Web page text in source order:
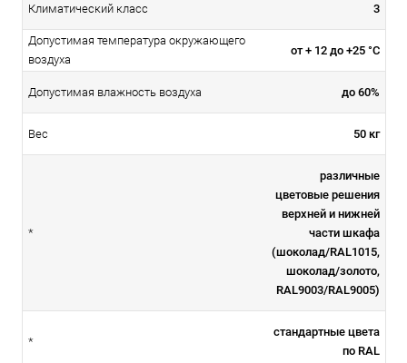
Климатический класс 3
Допустимая температура окружающего
воздуха
от + 12 до +25 °С
Допустимая влажность воздуха до 60%
Вес 50 кг
*
различные
цветовые решения
верхней и нижней
части шкафа
(шоколад/RAL1015,
шоколад/золото,
RAL9003/RAL9005)
*
стандартные цвета
по RAL